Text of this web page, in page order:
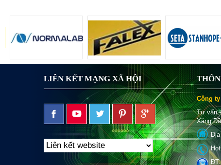
LIÊN KẾT MẠNG XÃ HỘI
Công
Tư vấn
Xăng
Địa